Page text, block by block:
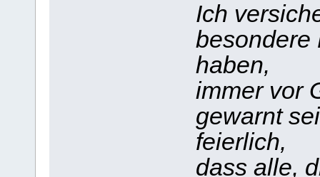
Ich
besondere
haben,
immer vor
gewarnt
feierlich,
dass alle,